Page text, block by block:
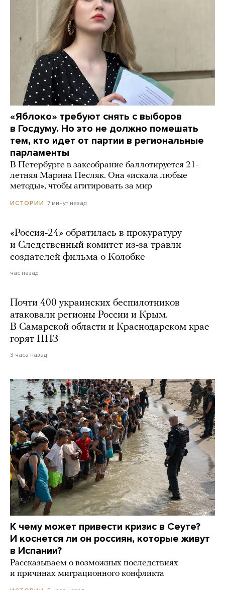
«Яблоко» требуют снять с выборов
в Госдуму. Но это не должно помешать
тем, кто идет от партии в региональные
парламенты
В Петербурге в заксобрание баллотируется 21-
летняя Марина Песляк. Она «искала любые
методы», чтобы агитировать за мир
ИСТОРИИ 7 минут назад
«Россия-24» обратилась в прокуратуру
и Следственный комитет из-за травли
создателей фильма о Колобке
час назад
Почти 400 украинских беспилотников
атаковали регионы России и Крым.
В Самарской области и Краснодарском крае
горят НПЗ
3 часа назад
К чему может привести кризис в Сеуте?
И коснется ли он россиян, которые живут
в Испании?
Рассказываем о возможных последствиях
и причинах миграционного конфликта